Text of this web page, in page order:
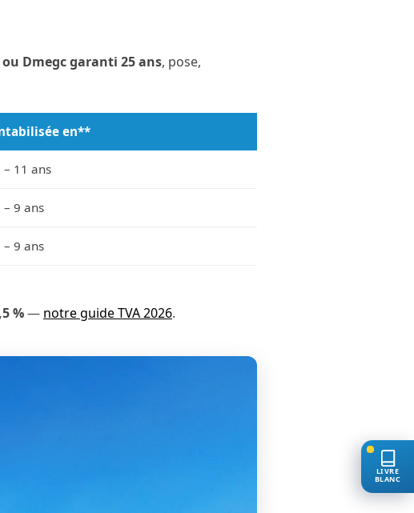
Dmegc garanti 25 ans, pose,
en**
– 11 ans
– 9 ans
– 9 ans
%— notre guide TVA 2026.
LIVRE
BLANC